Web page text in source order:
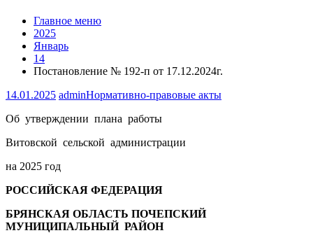
Главное меню
2025
Январь
14
Постановление № 192-п от 17.12.2024г.
14.01.2025 adminНормативно-правовые акты
Об утверждении плана работы
Витовской сельской администрации
на 2025 год
РОССИЙСКАЯ ФЕДЕРАЦИЯ
БРЯНСКАЯ ОБЛАСТЬ ПОЧЕПСКИЙ
МУНИЦИПАЛЬНЫЙ РАЙОН